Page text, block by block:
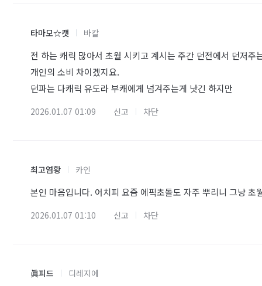
타마모☆캣 바칼
전 하는 캐릭 많아서 초월 시키고 계시는 주간 던전에서 던저주
개인의 소비 차이겠지요.
던파는 다캐릭 유도라 부캐에게 넘겨주는게 낫긴 하지만
2026.01.07 01:09 신고 차단
최고염황 카인
본인 마음입니다. 어치피 요즘 에픽초돌도 자주 뿌리니 그냥 초
2026.01.07 01:10 신고 차단
眞피드 디레지에